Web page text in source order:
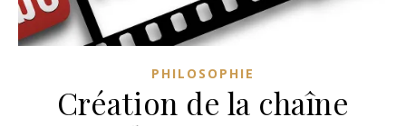
PHILOSOPHIE
Création de la chaîne